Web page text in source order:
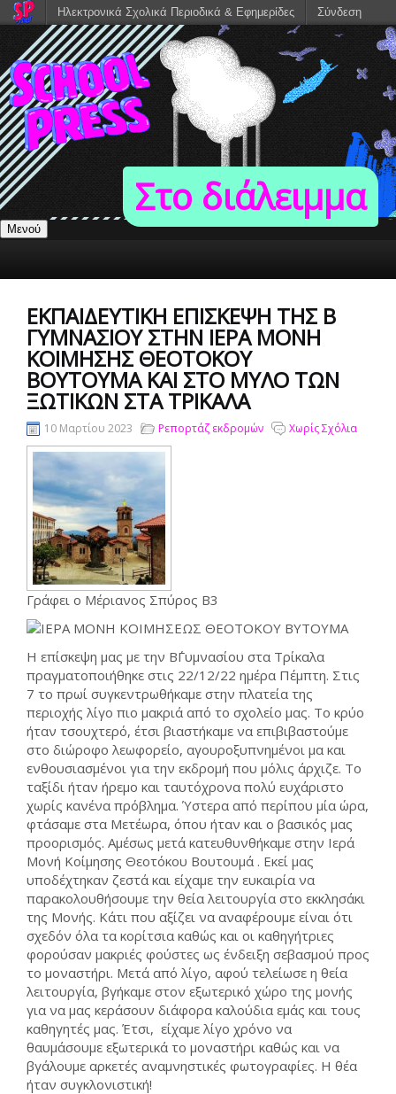
Στο διάλειμμα
Μενού
ΕΚΠΑΙΔΕΥΤΙΚΉ ΕΠΊΣΚΕΨΗ ΤΗΣ Β
ΓΥΜΝΑΣΊΟΥ ΣΤΗΝ ΙΕΡΆ ΜΟΝΉ
ΚΟΊΜΗΣΗΣ ΘΕΟΤΌΚΟΥ
ΒΟΥΤΟΥΜΆ ΚΑΙ ΣΤΟ ΜΎΛΟ ΤΩΝ
ΞΩΤΙΚΏΝ ΣΤΑ ΤΡΊΚΑΛΑ
10 Μαρτίου 2023 Ρεπορτάζ εκδρομών Χωρίς Σχόλια
Γράφει ο Μέριανος Σπύρος Β3
Η επίσκεψη μας με την Β΄Γυμνασίου στα Τρίκαλα
πραγματοποιήθηκε στις 22/12/22 ημέρα Πέμπτη. Στις
7 το πρωί συγκεντρωθήκαμε στην πλατεία της
περιοχής λίγο πιο μακριά από το σχολείο μας. Το κρύο
ήταν τσουχτερό, έτσι βιαστήκαμε να επιβιβαστούμε
στο διώροφο λεωφορείο, αγουροξυπνημένοι μα και
ενθουσιασμένοι για την εκδρομή που μόλις άρχιζε. Το
ταξίδι ήταν ήρεμο και ταυτόχρονα πολύ ευχάριστο
χωρίς κανένα πρόβλημα. Ύστερα από περίπου μία ώρα,
φτάσαμε στα Μετέωρα, όπου ήταν και ο βασικός μας
προορισμός. Αμέσως μετά κατευθυνθήκαμε στην Ιερά
Μονή Κοίμησης Θεοτόκου Βουτουμά . Εκεί μας
υποδέχτηκαν ζεστά και είχαμε την ευκαιρία να
παρακολουθήσουμε την θεία λειτουργία στο εκκλησάκι
της Μονής. Κάτι που αξίζει να αναφέρουμε είναι ότι
σχεδόν όλα τα κορίτσια καθώς και οι καθηγήτριες
φορούσαν μακριές φούστες ως ένδειξη σεβασμού προς
το μοναστήρι. Μετά από λίγο, αφού τελείωσε η θεία
λειτουργία, βγήκαμε στον εξωτερικό χώρο της μονής
για να μας κεράσουν διάφορα καλούδια εμάς και τους
καθηγητές μας. Έτσι, είχαμε λίγο χρόνο να
θαυμάσουμε εξωτερικά το μοναστήρι καθώς και να
βγάλουμε αρκετές αναμνηστικές φωτογραφίες. Η θέα
ήταν συγκλονιστική!
Ηλεκτρονικά Σχολικά Περιοδικά & Εφημερίδες Σύνδεση